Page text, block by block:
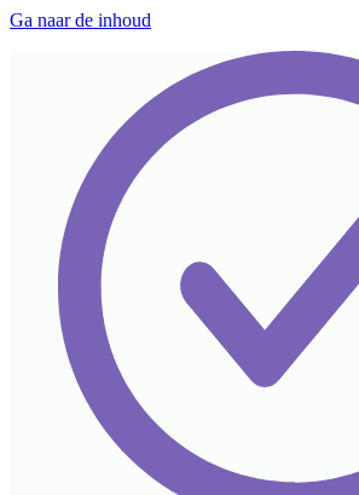
Ga naar de inhoud